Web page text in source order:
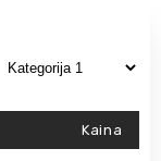
Kaina